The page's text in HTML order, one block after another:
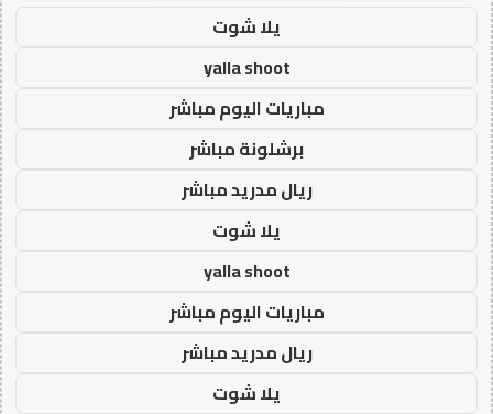
يلا شوت
yalla shoot
مباريات اليوم مباشر
برشلونة مباشر
ريال مدريد مباشر
يلا شوت
yalla shoot
مباريات اليوم مباشر
ريال مدريد مباشر
يلا شوت